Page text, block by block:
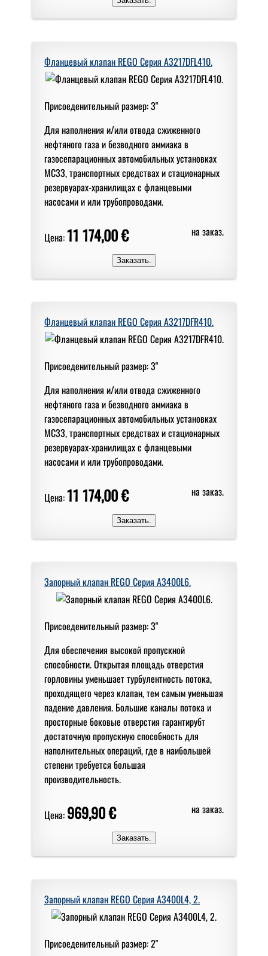
Фланцевый клапан REGO Серия A3217DFL410.
Присоеденительный размер: 3"
Для наполнения и/или отвода сжиженного
нефтяного газа и безводного аммиака в
газосепарационных автомобильных установках
МС33, транспортных средствах и стационарных
резервуарах-хранилищах с фланцевыми
насосами и или трубопроводами.
Цена:11 174,00 € на заказ.
Фланцевый клапан REGO Серия A3217DFR410.
Присоеденительный размер: 3"
Для наполнения и/или отвода сжиженного
нефтяного газа и безводного аммиака в
газосепарационных автомобильных установках
МС33, транспортных средствах и стационарных
резервуарах-хранилищах с фланцевыми
насосами и или трубопроводами.
Цена:11 174,00 € на заказ.
Запорный клапан REGO Серия A3400L6.
Присоеденительный размер: 3"
Для обеспечения высокой пропускной
способности. Открытая площадь отверстия
горловины уменьшает турбулентность потока,
проходящего через клапан, тем самым уменьшая
падение давления. Большие каналы потока и
просторные боковые отверстия гарантирубт
достаточную пропускную способность для
наполнительных операций, где в наибольшей
степени требуется большая
производительность.
Цена: 969,90 € на заказ.
Запорный клапан REGO Серия A3400L4, 2.
Присоеденительный размер: 2"